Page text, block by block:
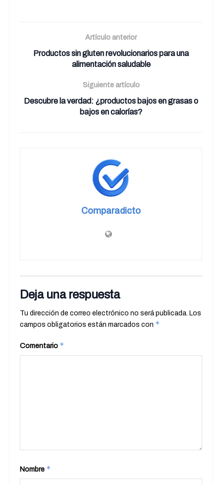
Artículo anterior
Productos sin gluten revolucionarios para una
alimentación saludable
Siguiente artículo
Descubre la verdad: ¿productos bajos en grasas o
bajos en calorías?
Comparadicto
Deja una respuesta
Tu dirección de correo electrónico no será publicada. Los
campos obligatorios están marcados con *
Comentario *
Nombre *